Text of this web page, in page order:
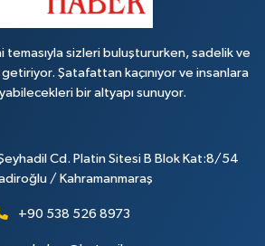
sizleri buluştururken, sadelik ve
Şatafattan kaçınıyor ve insanlara
bir altyapı sunuyor.
Şeyhadil Cd. Platin Sitesi B Blok Kat:8/54
/ Kahramanmaraş
+90 538 526 8973